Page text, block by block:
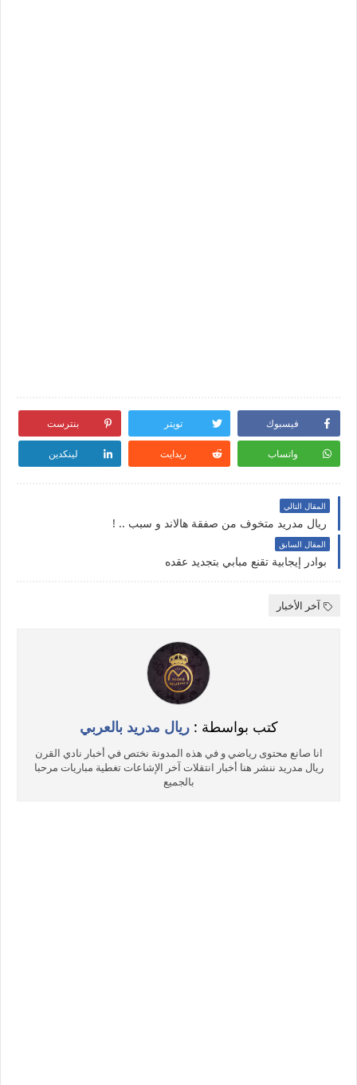
فيسبوك تويتر بنترست
واتساب ريدايت لينكدين
المقال التالي
ريال مدريد متخوف من صفقة هالاند و سبب .. !
المقال السابق
بوادر إيجابية تقنع مبابي بتجديد عقده
آخر الأخبار
كتب بواسطة :ريال مدريد بالعربي
انا صانع محتوى رياضي و في هذه المدونة نختص في أخبار نادي القرن
ريال مدريد ننشر هنا أخبار انتقلات آخر الإشاعات تغطية مباريات مرحبا
بالجميع